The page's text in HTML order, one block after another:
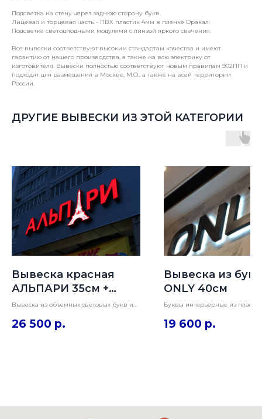
Подсветка на стену через заднюю сторону букв.
Лицевая и торцевая часть - ПВХ пластик 4мм в пленке Оракал.
Подсветка светодиодными модулями с линзой яркого свечения.
Все вывески соответствуют высоким стандартам качества и имеют
гарантию от нашего производства, а также на всю электрику от
изготовителя. Вывески полностью соответствуют новым правилам 902ПП и
подходят для размещения в Москве, М.О., а также на всей территории
России.
ДРУГИЕ ВЫВЕСКИ ИЗ ЭТОЙ КАТЕГОРИИ
Вывеска красная
АЛЬПАРИ 35см +
логотип
Вывеска из объемных световых букв и
букв с лицевой подсветкой и фигурного
короба с аппликацией красной пленкой
26 500 р.
Вывеска из букв
ONLY 40см
Буквы интерьерные из
контражурную подсветку на
Установлены на специальные
19 600 р.